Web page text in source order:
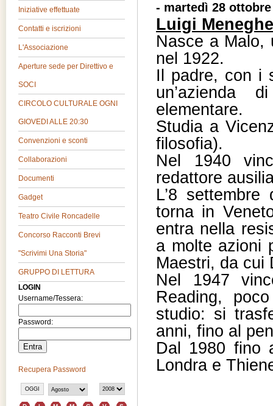
Iniziative effettuate
Contatti e iscrizioni
L'Associazione
Aperture sede per Direttivo e
SOCI
CIRCOLO CULTURALE OGNI
GIOVEDI ALLE 20:30
Convenzioni e sconti
Collaborazioni
Documenti
Gadget
Teatro Civile Roncadelle
Concorso Racconti Brevi
"Scrivimi Una Storia"
GRUPPO DI LETTURA
LOGIN
Username/Tessera:
Password:
Recupera Password
- martedì 28 ottobre
Luigi
Nasce a Malo,
nel 1922.
Il padre, con i
un’azienda
elementare.
Studia a
filosofia).
Nel 1940
redattore
L’8
torna in
entra nella
a molte azioni
Maestri, da cui
Nel 1947
Reading,
studio: si
anni, fino al
Dal 1980 fino
Londra e